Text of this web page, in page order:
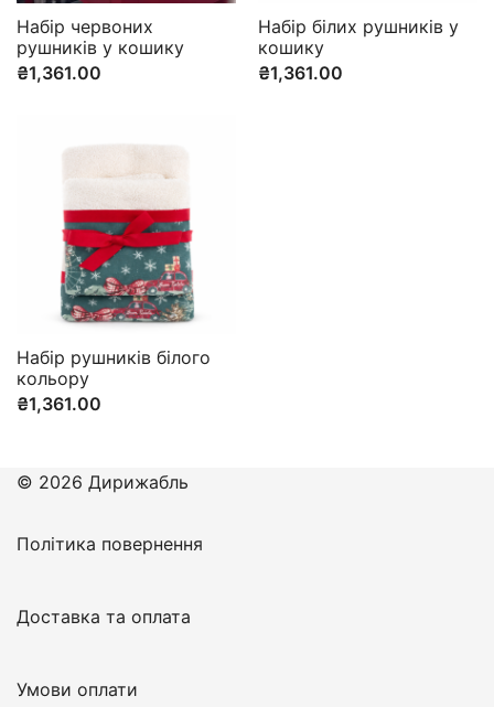
Набір червоних
рушників у кошику
₴1,361.00
Набір білих рушників у
кошику
₴1,361.00
Набір рушників білого
кольору
₴1,361.00
© 2026 Дирижабль
Політика повернення
Доставка та оплата
Умови оплати